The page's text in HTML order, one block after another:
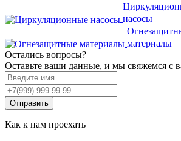
насосы
материалы
Остались вопросы?
Оставьте ваши данные, и мы свяжемся с
Отправить
Как к нам проехать